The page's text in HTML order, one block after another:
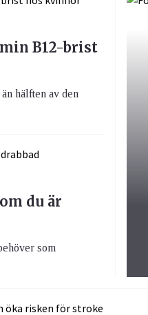
B12-brist
hälften av den
du är
som